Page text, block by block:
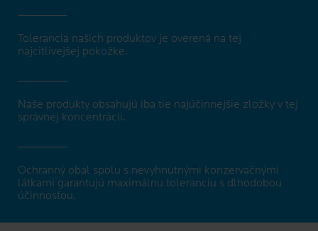
Tolerancia našich produktov je overená na tej
najcitlivejšej pokožke.
Naše produkty obsahujú iba tie najúčinnejšie zložky v tej
správnej koncentrácii.
Ochranný obal spolu s nevyhnutnými konzervačnými
látkami garantujú maximálnu toleranciu s dlhodobou
účinnosťou.